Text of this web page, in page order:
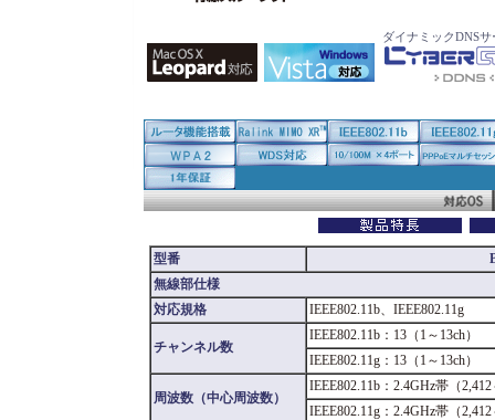
ダイナミックDNS
型番
無線部仕様
対応規格
IEEE802.11b、IEEE802.11g
チャンネル数
IEEE802.11b：13（1～13ch）
IEEE802.11g：13（1～13ch）
周波数（中心周波数）
IEEE802.11b：2.4GHz帯（
IEEE802.11g：2.4GHz帯（